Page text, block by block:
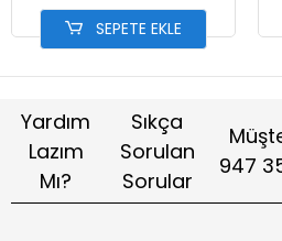
SEPETE EKLE
Yardım
Lazım
Mı?
Sıkça
Sorulan
Sorular
947